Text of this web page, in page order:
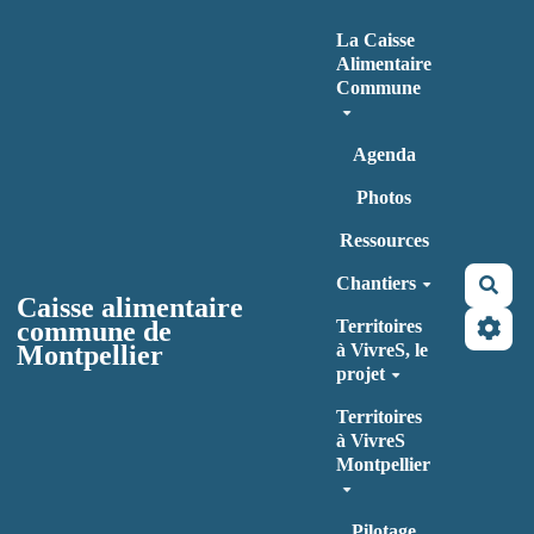
Caisse alimentaire
commune de
Montpellier
La Caisse
Alimentaire
Commune
Agenda
Photos
Ressources
Chantiers
Territoires
à VivreS, le
projet
Territoires
à VivreS
Montpellier